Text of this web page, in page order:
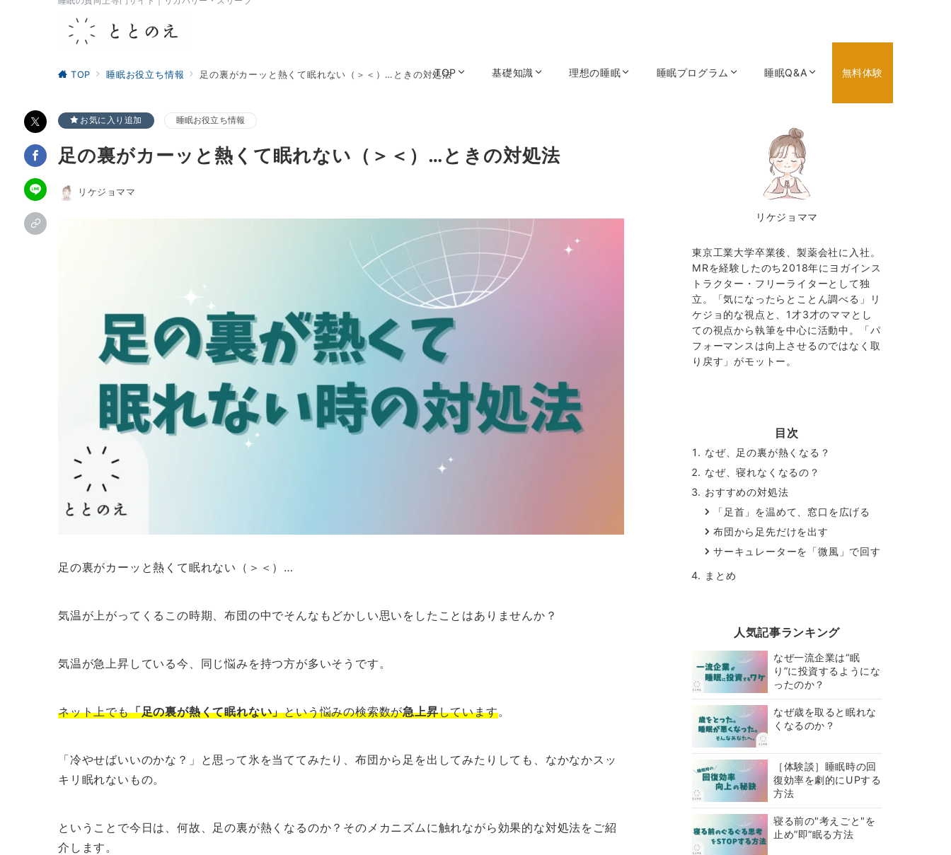
TOP 基礎知識 理想の睡眠 睡眠プログラム 睡眠Q&A 無料体験
TOP 睡眠お役立ち情報 足の裏がカーッと熱くて眠れない（＞＜）…ときの対処法
お気に入り追加 睡眠お役立ち情報
足の裏がカーッと熱くて眠れない（＞＜）…ときの対処法
リケジョママ
足の裏がカーッと熱くて眠れない（＞＜）…
気温が上がってくるこの時期、布団の中でそんなもどかしい思いをしたことはありませんか？
気温が急上昇している今、同じ悩みを持つ方が多いそうです。
ネット上でも「足の裏が熱くて眠れない」という悩みの検索数が急上昇しています。
「冷やせばいいのかな？」と思って氷を当ててみたり、布団から足を出してみたりしても、なかなかスッ
キリ眠れないもの。
ということで今日は、何故、足の裏が熱くなるのか？そのメカニズムに触れながら効果的な対処法をご紹
介します。
リケジョママ
東京工業大学卒業後、製薬会社に入社。
MRを経験したのち2018年にヨガインス
トラクター・フリーライターとして独
立。「気になったらとことん調べる」リ
ケジョ的な視点と、1才3才のママとし
ての視点から執筆を中心に活動中。「パ
フォーマンスは向上させるのではなく取
り戻す」がモットー。
目次
なぜ、足の裏が熱くなる？
なぜ、寝れなくなるの？
おすすめの対処法
「足首」を温めて、窓口を広げる
布団から足先だけを出す
サーキュレーターを「微風」で回す
まとめ
人気記事ランキング
なぜ一流企業は“眠
り”に投資するようにな
ったのか？
なぜ歳を取ると眠れな
くなるのか？
［体験談］睡眠時の回
復効率を劇的にUPする
方法
寝る前の"考えごと"を
止め”即”眠る方法